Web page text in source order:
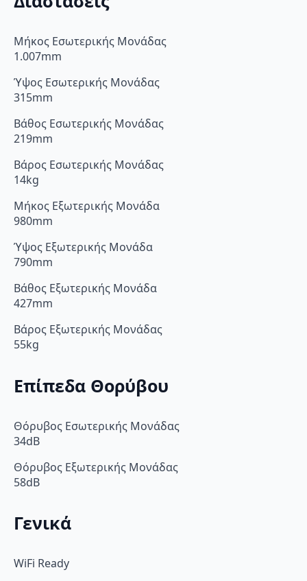
Μήκος Εσωτερικής Μονάδας
1.007mm
Ύψος Εσωτερικής Μονάδας
315mm
Βάθος Εσωτερικής Μονάδας
219mm
Βάρος Εσωτερικής Μονάδας
14kg
Μήκος Εξωτερικής Μονάδα
980mm
Ύψος Εξωτερικής Μονάδα
790mm
Βάθος Εξωτερικής Μονάδα
427mm
Βάρος Εξωτερικής Μονάδας
55kg
Επίπεδα Θορύβου
Θόρυβος Εσωτερικής Μονάδας
34dB
Θόρυβος Εξωτερικής Μονάδας
58dB
Γενικά
WiFi Ready